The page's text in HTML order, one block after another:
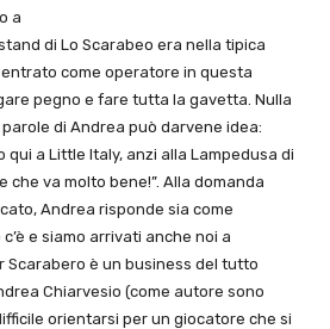
a
di Lo Scarabeo era nella tipica
come operatore in questa
pegno e fare tutta la gavetta. Nulla
di Andrea può darvene idea:
qui a Little Italy, anzi alla Lampedusa di
che va molto bene!”. Alla domanda
Andrea risponde sia come
e siamo arrivati anche noi a
Scarabero è un business del tutto
Chiarvesio (come autore sono
orientarsi per un giocatore che si